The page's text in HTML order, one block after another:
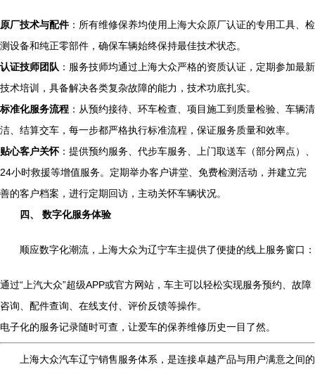
原厂技术与配件：所有维修保养均使用上海大众原厂认证的专用工具、检
测设备和纯正零部件，确保车辆始终保持最佳技术状态。
认证技师团队 ：服务技师均通过上海大众严格的资质认证，定期参加最新
技术培训，具备解决各类复杂故障的能力，技术功底扎实。
标准化服务流程 ：从预约接待、环车检查、项目施工到质量检验、车辆清
洁、结算交车，每一步都严格执行标准流程，保证服务质量和效率。
贴心客户关怀：提供预约服务、代步车服务、上门取送车（部分网点）、
24小时救援等增值服务。定期举办客户讲堂、免费检测活动，并建立完
善的客户档案，进行定期回访，主动关怀车辆状况。
四、 数字化服务体验
顺应数字化潮流，上海大众为辽宁车主提供了便捷的线上服务窗口：
通过“上汽大众”超级APP或官方网站，车主可以轻松实现服务预约、故障
咨询、配件查询、在线支付、评价反馈等操作。
电子化的服务记录随时可查，让爱车的保养维修历史一目了然。
上海大众汽车辽宁销售服务体系，是连接卓越产品与用户满意之间的